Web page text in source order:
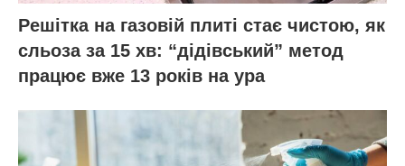
Решітка на газовій плиті стає чистою, як
сльоза за 15 хв: “дідівський” метод
працює вже 13 років на ура